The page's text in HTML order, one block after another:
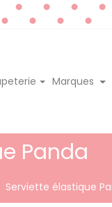
Marques
Panda
Serviette élastique